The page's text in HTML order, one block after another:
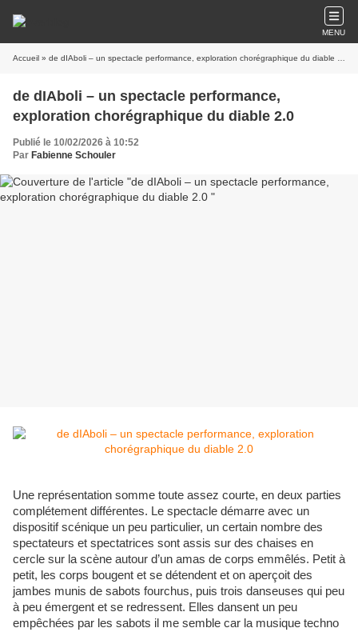
MENU
Accueil » de dIAboli – un spectacle performance, exploration chorégraphique du diable 2.0
de dIAboli – un spectacle performance,
exploration chorégraphique du diable 2.0
Publié le 10/02/2026 à 10:52
Par Fabienne Schouler
Une représentation somme toute assez courte, en deux parties
complétement différentes. Le spectacle démarre avec un
dispositif scénique un peu particulier, un certain nombre des
spectateurs et spectatrices sont assis sur des chaises en
cercle sur la scène autour d’un amas de corps emmêlés. Petit à
petit, les corps bougent et se détendent et on aperçoit des
jambes munis de sabots fourchus, puis trois danseuses qui peu
à peu émergent et se redressent. Elles dansent un peu
empêchées par les sabots il me semble car la musique techno